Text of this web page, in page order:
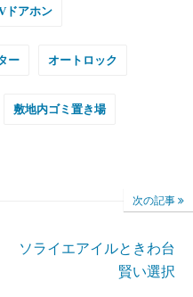
ドアホン
ー オートロック
敷地内ゴミ置き場
次の記事
ソライエアイルときわ台
賢い選択